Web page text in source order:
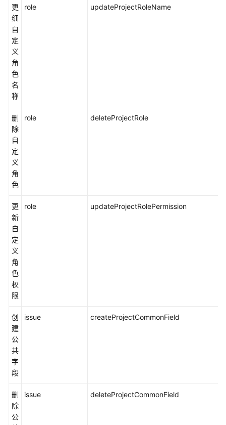
更
细
自
定
义
角
色
名
称
role updateProjectRoleName
删
除
自
定
义
角
色
role deleteProjectRole
更
新
自
定
义
角
色
权
限
role updateProjectRolePermission
创
建
公
共
字
段
issue createProjectCommonField
删
除
公
issue deleteProjectCommonField